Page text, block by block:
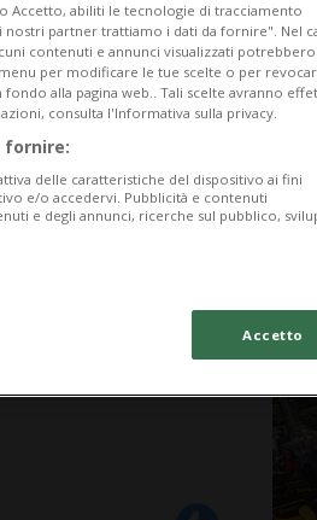
Accetto, abiliti le tecnologie di tracciamento
partner trattiamo i dati da fornire". Nel
contenuti e annunci visualizzati
per modificare le tue scelte o per
alla pagina web.. Tali scelte avranno
consulta l'Informativa sulla privacy.
delle caratteristiche del dispositivo ai fini
e/o accedervi. Pubblicità e contenuti
e degli annunci, ricerche sul pubblico,
Accetto